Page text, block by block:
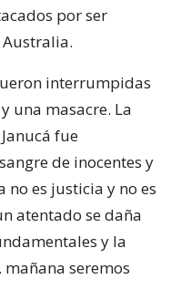
por ser
interrumpidas
una masacre. La
fue
de inocentes y
no es justicia y no es
atentado se daña
y la
seremos